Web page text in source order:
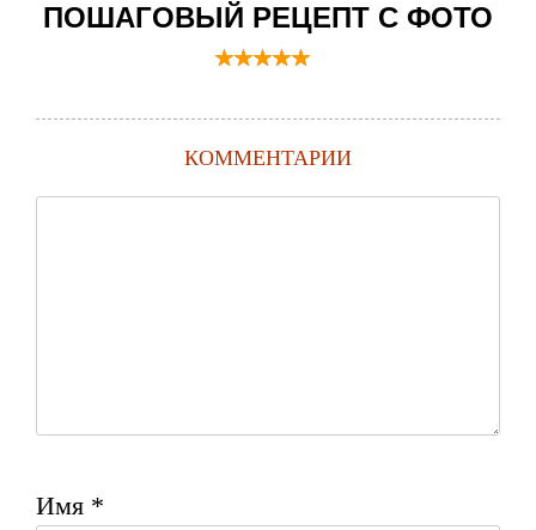
ПОШАГОВЫЙ РЕЦЕПТ С ФОТО
КОММЕНТАРИИ
Имя *